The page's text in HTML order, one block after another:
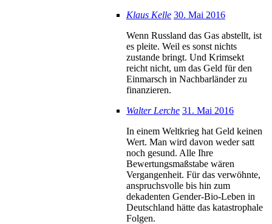
Klaus Kelle 30. Mai 2016
Wenn Russland das Gas abstellt, ist
es pleite. Weil es sonst nichts
zustande bringt. Und Krimsekt
reicht nicht, um das Geld für den
Einmarsch in Nachbarländer zu
finanzieren.
Walter Lerche 31. Mai 2016
In einem Weltkrieg hat Geld keinen
Wert. Man wird davon weder satt
noch gesund. Alle Ihre
Bewertungsmaßstabe wären
Vergangenheit. Für das verwöhnte,
anspruchsvolle bis hin zum
dekadenten Gender-Bio-Leben in
Deutschland hätte das katastrophale
Folgen.